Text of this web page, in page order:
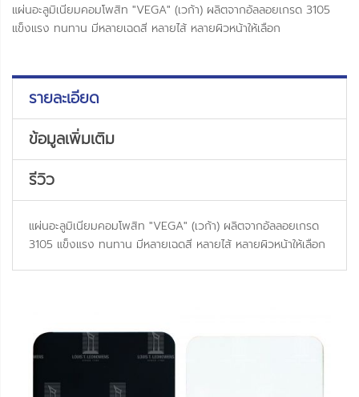
แผ่นอะลูมิเนียมคอมโพสิท "VEGA" (เวก้า) ผลิตจากอัลลอยเกรด 3105
แข็งแรง ทนทาน มีหลายเฉดสี หลายไส้ หลายผิวหน้าให้เลือก
รายละเอียด
ข้อมูลเพิ่มเติม
รีวิว
แผ่นอะลูมิเนียมคอมโพสิท "VEGA" (เวก้า) ผลิตจากอัลลอยเกรด
3105 แข็งแรง ทนทาน มีหลายเฉดสี หลายไส้ หลายผิวหน้าให้เลือก